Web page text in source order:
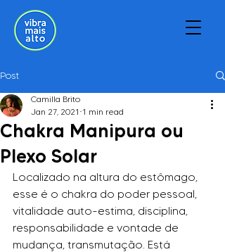
Post
Chakra Manipura ou
Plexo Solar
Camilla Brito
Jan 27, 2021 1 min read
Localizado na altura do estômago,
esse é o chakra do poder pessoal,
vitalidade auto-estima, disciplina,
responsabilidade e vontade de
mudança, transmutação. Está